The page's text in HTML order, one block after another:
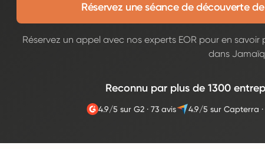
Réservez une séance de découverte
Réservez un appel avec nos experts EOR pour en
dans
Reconnu par plus de 1300
4.9/5 sur G2 ·73 avis 4.9/5 sur Capterra ·